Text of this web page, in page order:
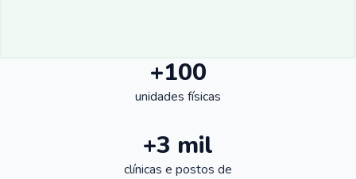
+100
unidades físicas
+3 mil
clínicas e postos de